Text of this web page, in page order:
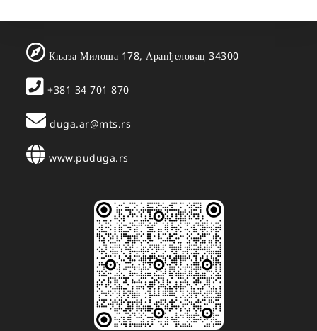
Књаза Милоша 178, Аранђеловац 34300
+381 34 701 870
duga.ar@mts.rs
www.puduga.rs